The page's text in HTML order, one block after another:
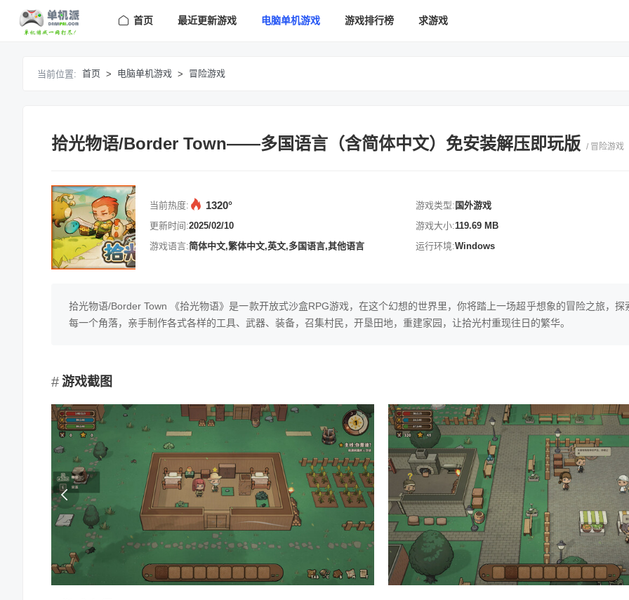
首页 最近更新游戏 电脑单机游戏 游戏排行榜 求游戏
当前位置: 首页 > 电脑单机游戏 > 冒险游戏
拾光物语/Border Town——多国语言（含简体中文）免安装解压即玩版 / 冒险游戏
当前热度: 1320° 游戏类型:国外游戏
更新时间:2025/02/10 游戏大小:119.69 MB
游戏语言:简体中文,繁体中文,英文,多国语言,其他语言 运行环境:Windows
拾光物语/Border Town 《拾光物语》是一款开放式沙盒RPG游戏，在这个幻想的世界里，你将踏上一场超乎想象的冒险之旅，探
每一个角落，亲手制作各式各样的工具、武器、装备，召集村民，开垦田地，重建家园，让拾光村重现往日的繁华。
游戏截图